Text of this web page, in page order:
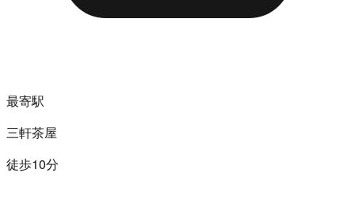
最寄駅
三軒茶屋
徒歩10分